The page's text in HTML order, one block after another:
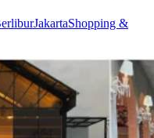
JakartaShopping &